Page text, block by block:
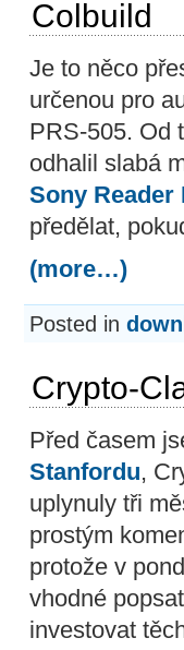
Colbuild
Je to něco
určenou pro
PRS-505. Od
odhalil slabá
Sony Reader
předělat,
(more…)
Posted in
Crypto-
Před časem
Stanfordu,
uplynuly tři
prostým
protože v
vhodné
investovat